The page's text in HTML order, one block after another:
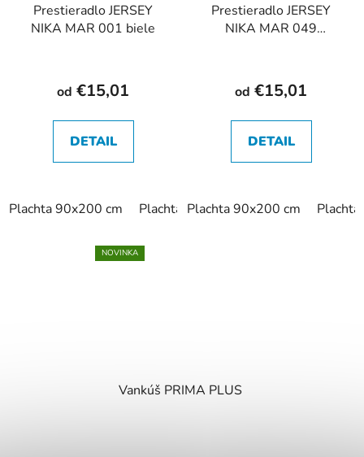
Prestieradlo JERSEY
NIKA MAR 001 biele
od €15,01
DETAIL
Plachta 90x200 cm Plachta 120x200 cm Plachta
Prestieradlo JERSEY
NIKA MAR 049
od €15,01
DETAIL
Plachta 90x200 cm
NOVINKA
Vankúš PRIMA PLUS